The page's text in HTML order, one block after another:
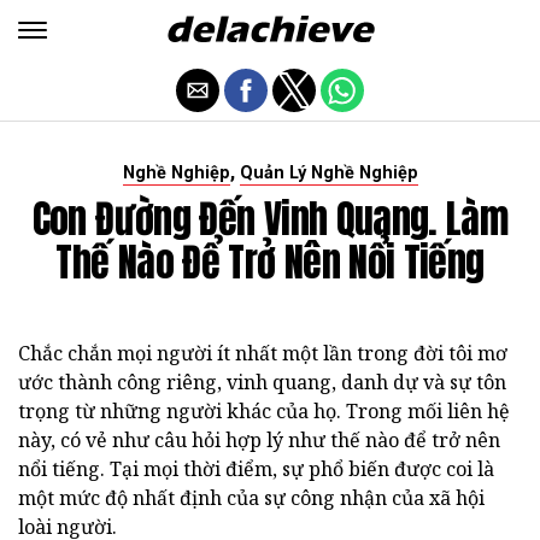
Nghề Nghiệp, Quản Lý Nghề Nghiệp
Con Đường Đến Vinh Quang. Làm
Thế Nào Để Trở Nên Nổi Tiếng
Chắc chắn mọi người ít nhất một lần trong đời tôi mơ
ước thành công riêng, vinh quang, danh dự và sự tôn
trọng từ những người khác của họ. Trong mối liên hệ
này, có vẻ như câu hỏi hợp lý như thế nào để trở nên
nổi tiếng. Tại mọi thời điểm, sự phổ biến được coi là
một mức độ nhất định của sự công nhận của xã hội
loài người.